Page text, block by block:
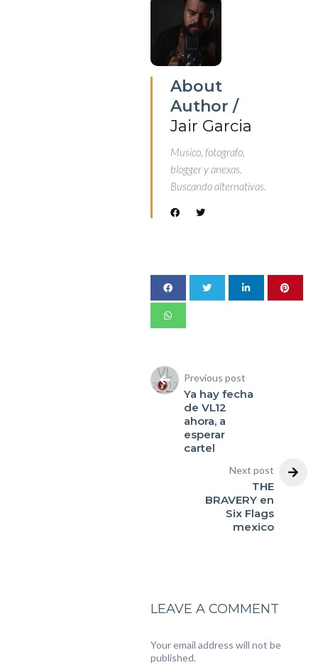
About
Author /
Jair Garcia
Musico, fotografo,
blogger y anexas.
Buscando alternativas.
Previous post
Ya hay fecha
de VL12
ahora, a
esperar
cartel
Next post
THE
BRAVERY en
Six Flags
mexico
LEAVE A COMMENT
Your email address will not be
published.